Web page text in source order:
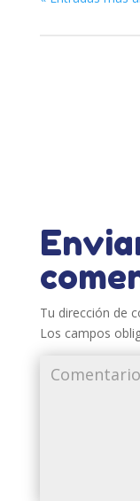
Tu dirección de
Los campos